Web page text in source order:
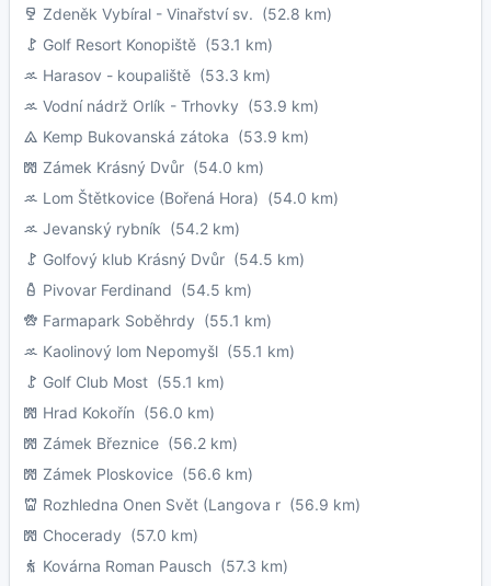
Zdeněk Vybíral - Vinařství sv. (52.8 km)
Golf Resort Konopiště (53.1 km)
Harasov - koupaliště (53.3 km)
Vodní nádrž Orlík - Trhovky (53.9 km)
Kemp Bukovanská zátoka (53.9 km)
Zámek Krásný Dvůr (54.0 km)
Lom Štětkovice (Bořená Hora) (54.0 km)
Jevanský rybník (54.2 km)
Golfový klub Krásný Dvůr (54.5 km)
Pivovar Ferdinand (54.5 km)
Farmapark Soběhrdy (55.1 km)
Kaolinový lom Nepomyšl (55.1 km)
Golf Club Most (55.1 km)
Hrad Kokořín (56.0 km)
Zámek Březnice (56.2 km)
Zámek Ploskovice (56.6 km)
Rozhledna Onen Svět (Langova r (56.9 km)
Chocerady (57.0 km)
Kovárna Roman Pausch (57.3 km)